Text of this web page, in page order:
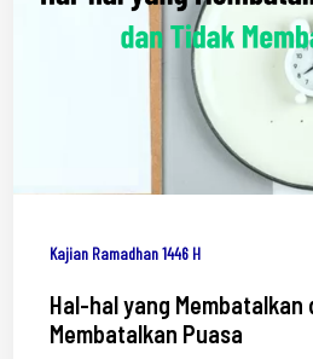
Kajian Ramadhan 1446 H
Hal-hal yang Membatalkan
Membatalkan Puasa